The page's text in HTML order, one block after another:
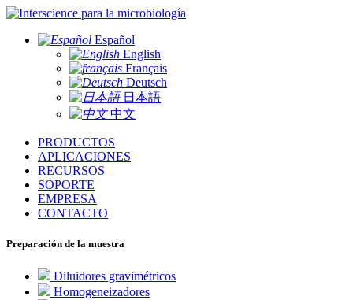
para la microbiología
Español
English
Français
Deutsch
日本語
中文
PRODUCTOS
APLICACIONES
RECURSOS
SOPORTE
EMPRESA
CONTACTO
Preparación de la muestra
Diluidores gravimétricos
Homogeneizadores